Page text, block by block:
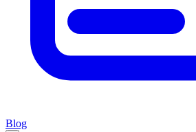
Blog